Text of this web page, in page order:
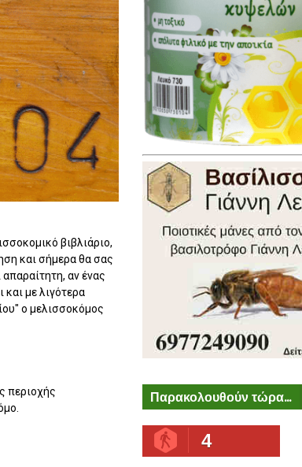
βιβλιάριο,
και σήμερα θα σας
αν ένας
με λιγότερα
ο μελισσοκόμος
περιοχής
Παρακολουθούν τώρα...
4